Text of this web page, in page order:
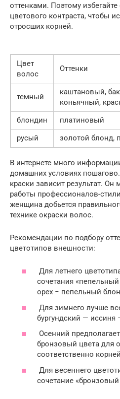
оттенками. Поэтому
цветового контраста, чтобы
отросших корней.
Цвет
волос
Оттенки
темный
каштановый,
коньячный,
блондин
платиновый
русый
золотой блонд,
В интернете много
домашних условиях
краски зависит результат. Он
работы профессионалов-
женщина добьется
технике окраски волос.
Рекомендации по подбору
цветотипов внешности:
Для летнего
сочетания
орех − пепельный
Для зимнего лучше
бургундский — иссиня
Осенний
бронзовый цвета для
соответственно
Для весеннего
сочетание